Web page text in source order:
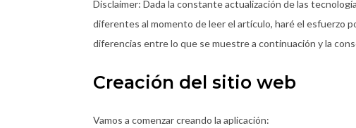
Disclaimer: Dada la constante actualización de las
diferentes al momento de leer el artículo, haré el esfuerzo
diferencias entre lo que se muestre a continuación y la
Creación del sitio web
Vamos a comenzar creando la aplicación: